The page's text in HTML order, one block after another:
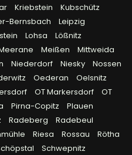
Kriebstein
Kubschütz
Bernsbach
Leipzig
Lohsa
Lößnitz
Meißen
Mittweida
Niederdorf Niesky
Nossen
Oederan
Oelsnitz
OT Markersdorf
OT
Pirna-Copitz
Plauen
Radeberg
Radebeul
Riesa Rossau
Rötha
Schwepnitz